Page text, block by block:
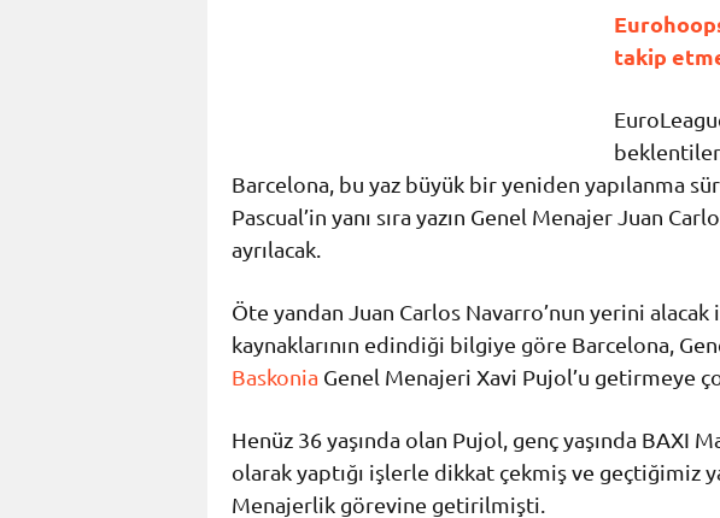
takip
Barcelona, bu yaz büyük bir yeniden yapılanma
Pascual’in yanı sıra yazın Genel Menajer Juan
ayrılacak.
Öte yandan Juan Carlos Navarro’nun yerini
kaynaklarının edindiği bilgiye göre Barcelona,
Baskonia Genel Menajeri Xavi Pujol’u getirmeye
Henüz 36 yaşında olan Pujol, genç yaşında BAXI
olarak yaptığı işlerle dikkat çekmiş ve geçtiğimiz
Menajerlik görevine getirilmişti.